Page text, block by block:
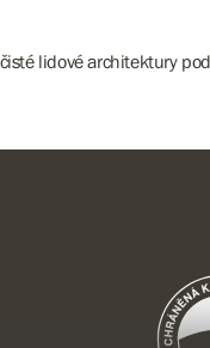
lidové architektury